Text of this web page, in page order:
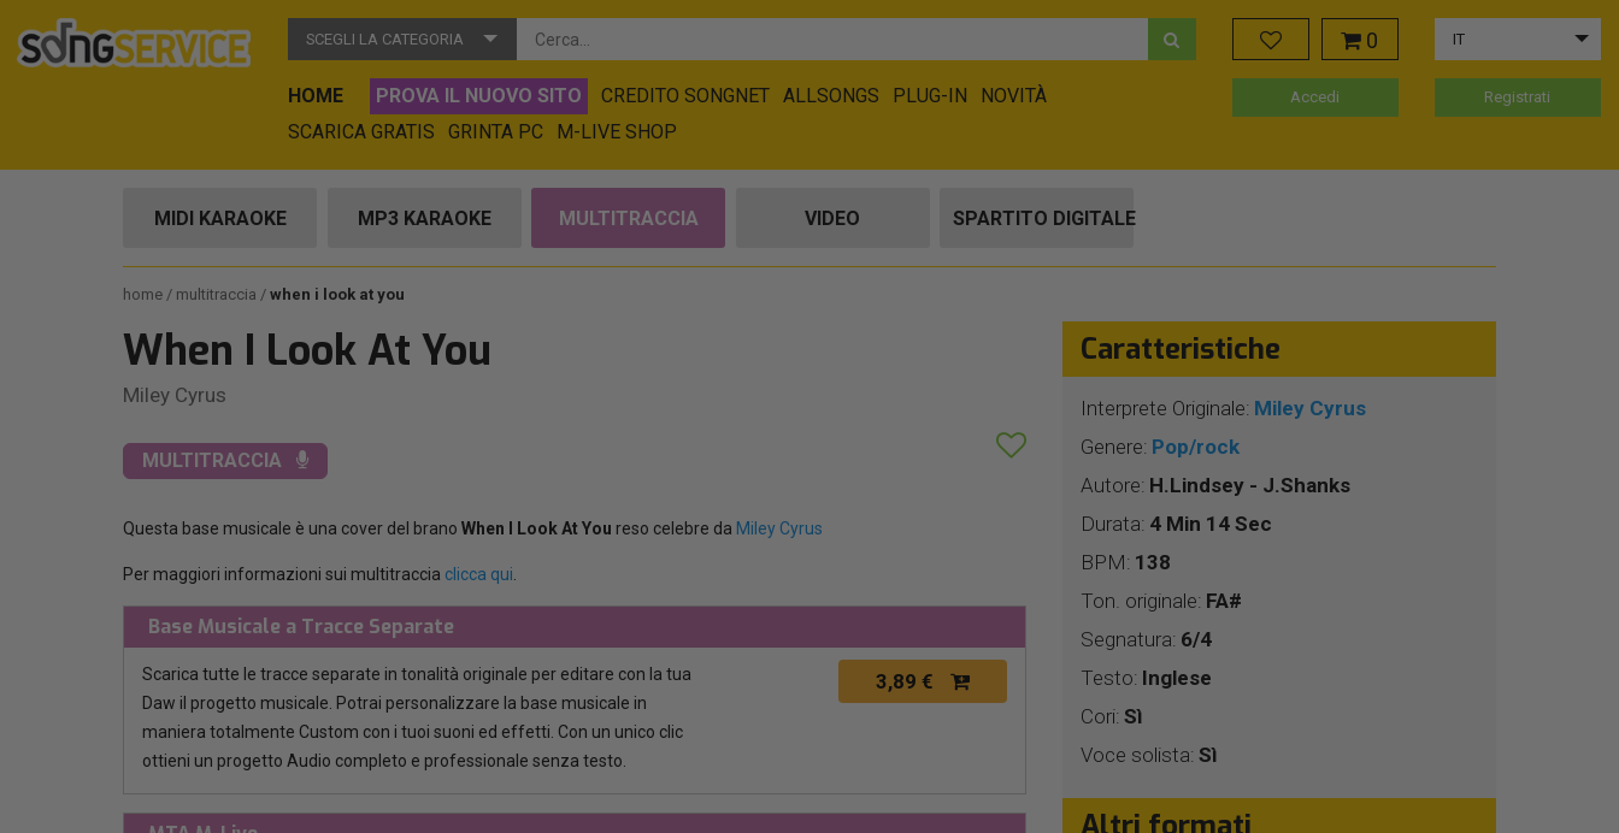
SCEGLI LA CATEGORIA
HOME PROVA IL NUOVO SITO CREDITO SONGNET ALLSONGS PLUG-IN
NOVITÀ
SCARICA GRATIS
GRINTA PC M-LIVE SHOP
0 IT
Accedi Registrati
MIDI KARAOKE MP3 KARAOKE MULTITRACCIA VIDEO SPARTITO DIGITALE
home multitraccia when i look at you
When I Look At You
Miley Cyrus
MULTITRACCIA
Questa base musicale è una cover del brano When I Look At You reso celebre da Miley Cyrus
Per maggiori informazioni sui multitraccia clicca qui
Base Musicale a Tracce Separate
Scarica tutte le tracce separate in tonalità originale per editare con la tua
Daw il progetto musicale. Potrai personalizzare la base musicale in
maniera totalmente Custom con i tuoi suoni ed effetti. Con un unico clic
ottieni un progetto Audio completo e professionale senza testo.
3,89 €
Caratteristiche
Interprete Originale: Miley Cyrus
Genere: Pop/rock
Autore: H.Lindsey - J.Shanks
Durata: 4 Min 14 Sec
BPM: 138
Ton. originale: FA#
Segnatura: 6/4
Testo: Inglese
Cori: Sì
Voce solista: Sì